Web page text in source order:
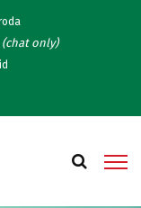
(chat only)